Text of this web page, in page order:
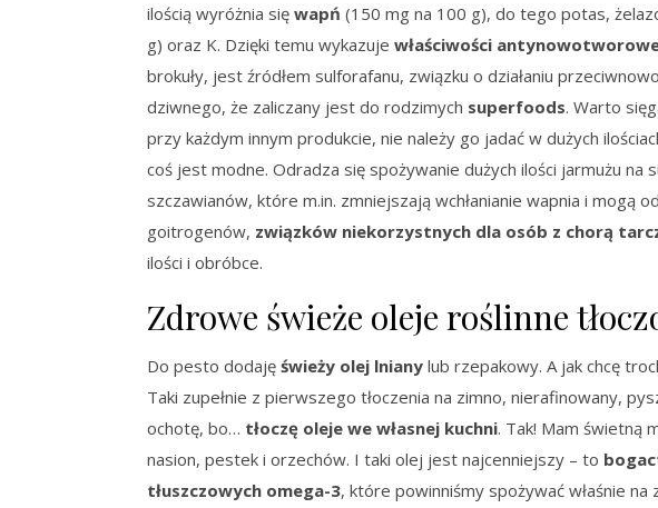
ilością wyróżnia się wapń (150 mg na 100 g), do tego potas,
g) oraz K. Dzięki temu wykazuje właściwości
brokuły, jest źródłem sulforafanu, związku o działaniu
dziwnego, że zaliczany jest do rodzimych superfoods. Warto
przy każdym innym produkcie, nie należy go jadać w dużych
coś jest modne. Odradza się spożywanie dużych ilości jarmużu
szczawianów, które m.in. zmniejszają wchłanianie wapnia i mogą
goitrogenów, związków niekorzystnych dla osób z chorą
ilości i obróbce.
Zdrowe świeże oleje roślinne
Do pesto dodaję świeży olej lniany lub rzepakowy. A jak chcę
Taki zupełnie z pierwszego tłoczenia na zimno, nierafinowany,
ochotę, bo… tłoczę oleje we własnej kuchni. Tak! Mam świetną
nasion, pestek i orzechów. I taki olej jest najcenniejszy – to
tłuszczowych omega-3, które powinniśmy spożywać właśnie